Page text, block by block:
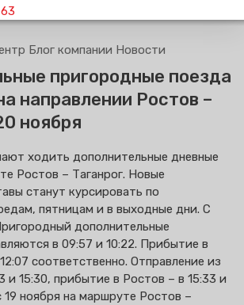
Блог компании Новости
пригородные поезда
направлении Ростов –
ноября
ходить дополнительные дневные
Ростов – Таганрог. Новые
станут курсировать по
пятницам и в выходные дни. С
дополнительные
в 09:57 и 10:22. Прибытие в
соответственно. Отправление из
и 15:30, прибытие в Ростов – в 15:33 и
19 ноября на маршруте Ростов –